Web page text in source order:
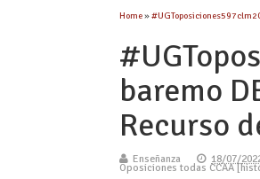
Home»
baremo
Recurso
Enseñanza 18/07/
Oposiciones todas CCAA